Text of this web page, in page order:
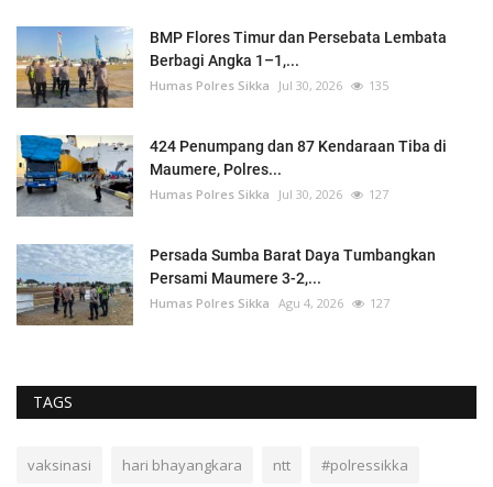
BMP Flores Timur dan Persebata Lembata
Berbagi Angka 1–1,...
Humas Polres Sikka Jul 30, 2026 135
424 Penumpang dan 87 Kendaraan Tiba di
Maumere, Polres...
Humas Polres Sikka Jul 30, 2026 127
Persada Sumba Barat Daya Tumbangkan
Persami Maumere 3-2,...
Humas Polres Sikka Agu 4, 2026 127
TAGS
vaksinasi hari bhayangkara ntt #polressikka